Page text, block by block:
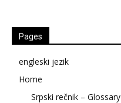
Pages
engleski jezik
Home
Srpski rečnik – Glossary